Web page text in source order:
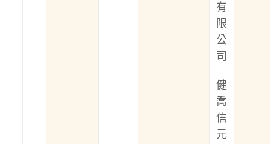
有
限
公
司
健
喬
信
元